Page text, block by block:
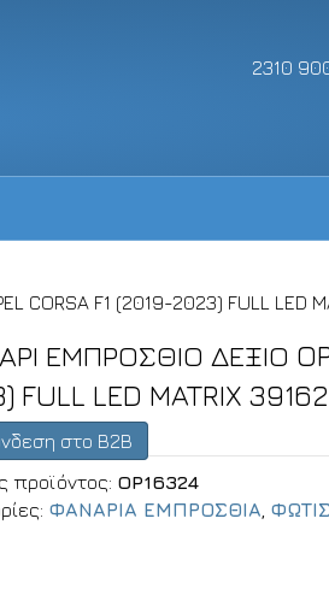
2310
CORSA F1 (2019-2023) FULL LED
ΕΜΠΡΟΣΘΙΟ ΔΕΞΙΟ
FULL LED MATRIX
στο B2B
προϊόντος: OP16324
ΦΑΝΑΡΙΑ ΕΜΠΡΟΣΘΙΑ